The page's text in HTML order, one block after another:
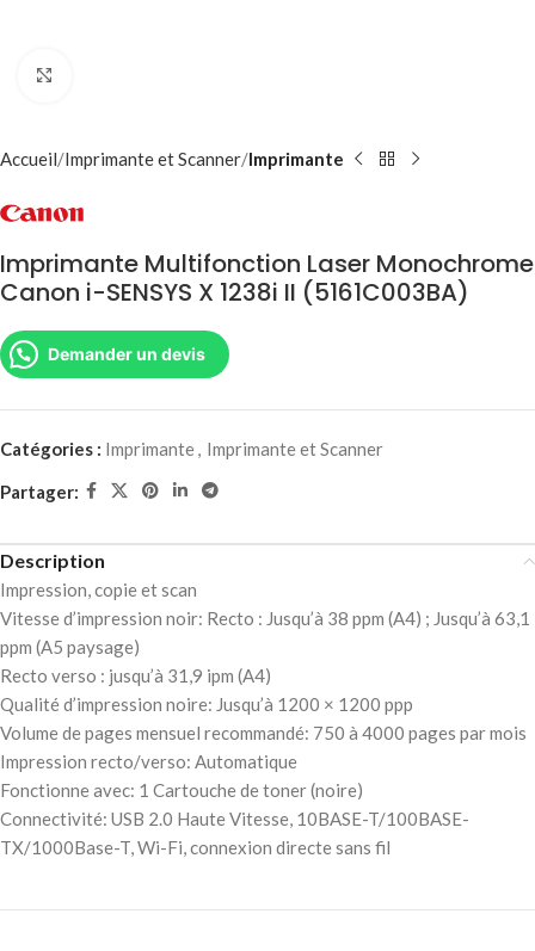
Accueil Imprimante et Scanner Imprimante
Imprimante Multifonction Laser Monochrome
Canon i-SENSYS X 1238i II (5161C003BA)
Demander un devis
Catégories : Imprimante, Imprimante et Scanner
Partager:
Description
Impression, copie et scan
Vitesse d’impression noir: Recto : Jusqu’à 38 ppm (A4) ; Jusqu’à 63,1
ppm (A5 paysage)
Recto verso : jusqu’à 31,9 ipm (A4)
Qualité d’impression noire: Jusqu’à 1200 × 1200 ppp
Volume de pages mensuel recommandé: 750 à 4000 pages par mois
Impression recto/verso: Automatique
Fonctionne avec: 1 Cartouche de toner (noire)
Connectivité: USB 2.0 Haute Vitesse, 10BASE-T/100BASE-
TX/1000Base-T, Wi-Fi, connexion directe sans fil